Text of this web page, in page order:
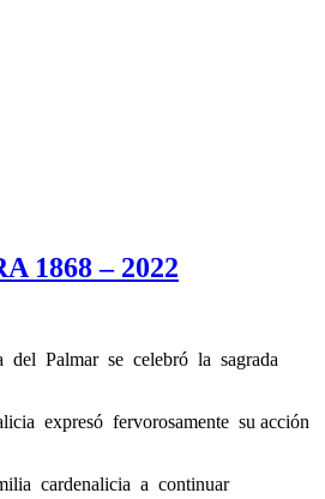
1868 – 2022
del Palmar se celebró la sagrada
expresó fervorosamente su acción
cardenalicia a continuar